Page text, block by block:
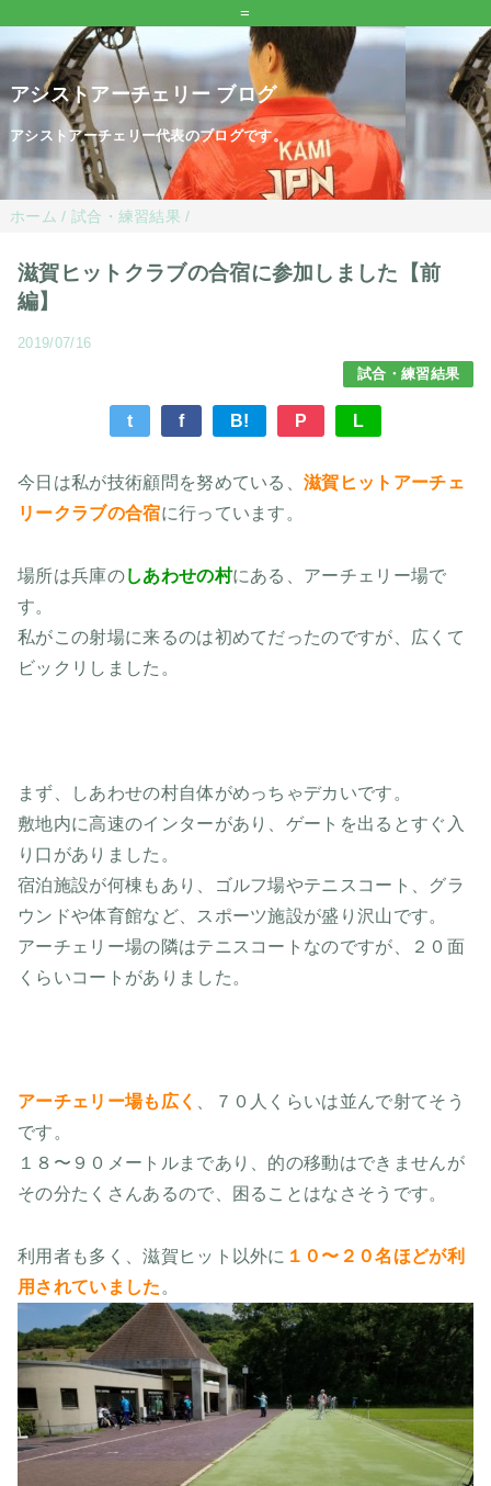
=
アシストアーチェリー ブログ
アシストアーチェリー代表のブログです。
ホーム / 試合・練習結果 /
滋賀ヒットクラブの合宿に参加しました【前
編】
2019/07/16
試合・練習結果
t f B! P L
今日は私が技術顧問を努めている、滋賀ヒットアーチェ
リークラブの合宿に行っています。
場所は兵庫のしあわせの村にある、アーチェリー場で
す。
私がこの射場に来るのは初めてだったのですが、広くて
ビックリしました。
まず、しあわせの村自体がめっちゃデカいです。
敷地内に高速のインターがあり、ゲートを出るとすぐ入
り口がありました。
宿泊施設が何棟もあり、ゴルフ場やテニスコート、グラ
ウンドや体育館など、スポーツ施設が盛り沢山です。
アーチェリー場の隣はテニスコートなのですが、２０面
くらいコートがありました。
アーチェリー場も広く 、７０人くらいは並んで射てそう
です。
１８〜９０メートルまであり、的の移動はできませんが
その分たくさんあるので、困ることはなさそうです。
利用者も多く、滋賀ヒット以外に １０〜２０名ほどが利
用されていました 。